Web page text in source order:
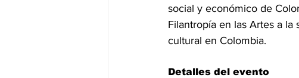
social y económico de
Filantropía en las Artes a
cultural en Colombia.
Detalles del evento